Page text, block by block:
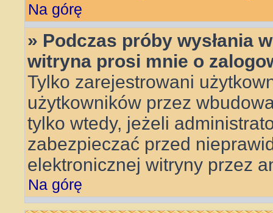
Na górę
» Podczas próby wysłania
witryna prosi mnie o
Tylko zarejestrowani
użytkowników przez
tylko wtedy, jeżeli
zabezpieczać przed
elektronicznej witryny przez
Na górę